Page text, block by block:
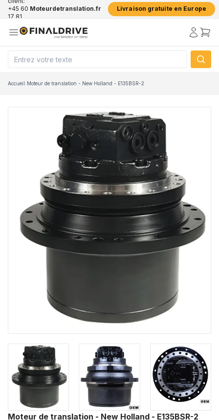
+45 60
17 81
Moteurdetranslation.fr Livraison gratuite en Europe
Accueil/Moteur de translation - New Holland - E135BSR-2
Moteur de translation - New Holland - E135BSR-2